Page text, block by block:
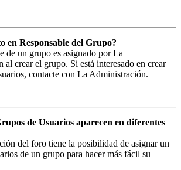
en Responsable del Grupo?
de un grupo es asignado por La
al crear el grupo. Si está interesado en crear
contacte con La Administración.
de Usuarios aparecen en diferentes
del foro tiene la posibilidad de asignar un
de un grupo para hacer más fácil su